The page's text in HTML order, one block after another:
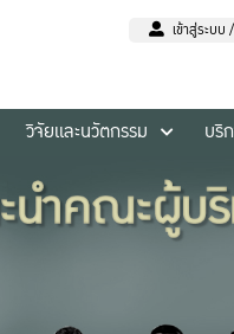
เข้าสู่ระบ
วิจัยและนวัตกรรม บริ